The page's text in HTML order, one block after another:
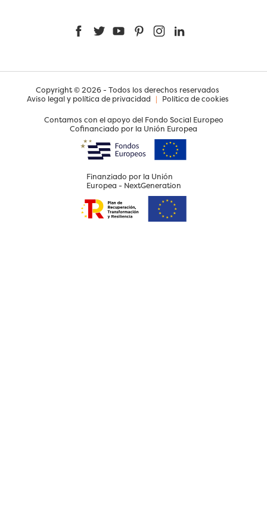
FacebookTwitterYouTubePinterestInstagram
Copyright © 2026 - Todos los derechos reservados
Aviso legal y política de privacidad | Política de cookies
Contamos con el apoyo del Fondo Social Europeo
Cofinanciado por la Unión Europea
Finanziado por la Unión
Europea - NextGeneration